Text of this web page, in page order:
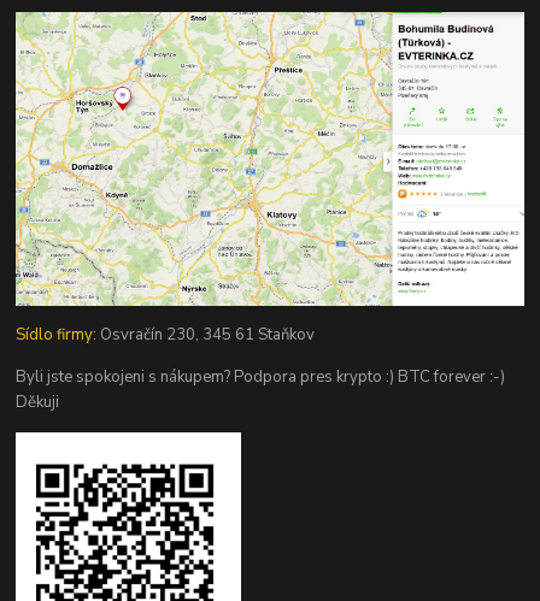
Sídlo firmy: Osvračín 230, 345 61 Staňkov
Byli jste spokojeni s nákupem? Podpora pres krypto :) BTC forever :-)
Děkuji